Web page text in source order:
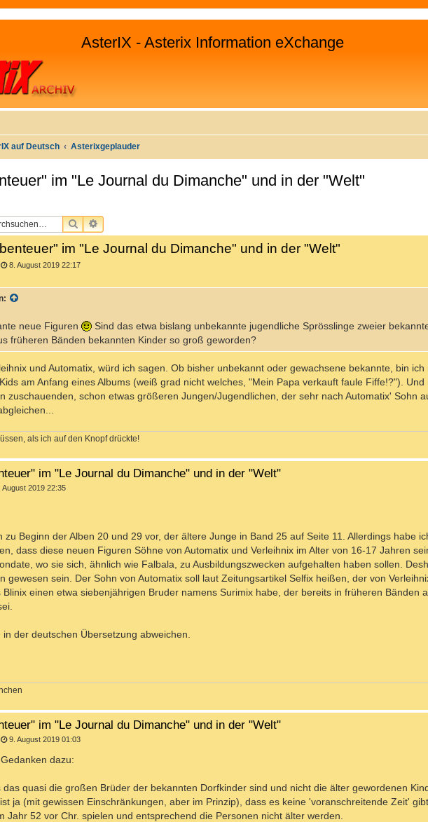
AsterIX - Asterix Information eXchange
auf Deutsch Asterixgeplauder
im "Le Journal du Dimanche" und in der "Welt"
SUCHEERWEITERTE SUCHE
im "Le Journal du Dimanche" und in der "Welt"
8. August 2019 22:17
neue Figuren
Sind das etwa bislang unbekannte jugendliche Sprösslinge zweier
früheren Bänden bekannten Kinder so groß geworden?
und Automatix, würd ich sagen. Ob bisher unbekannt oder gewachsene bekannte, bin ich
am Anfang eines Albums (weiß grad nicht welches, "Mein Papa verkauft faule Fiffe!?").
zuschauenden, schon etwas größeren Jungen/Jugendlichen, der sehr nach Automatix' Sohn
als ich auf den Knopf drückte!
im "Le Journal du Dimanche" und in der "Welt"
2019 22:35
zu Beginn der Alben 20 und 29 vor, der ältere Junge in Band 25 auf Seite 11. Allerdings habe
dass diese neuen Figuren Söhne von Automatix und Verleihnix im Alter von 16-17 Jahren
wo sie sich, ähnlich wie Falbala, zu Ausbildungszwecken aufgehalten haben sollen.
gewesen sein. Der Sohn von Automatix soll laut Zeitungsartikel Selfix heißen, der von
einen etwa siebenjährigen Bruder namens Surimix habe, der bereits in früheren Bänden
der deutschen Übersetzung abweichen.
im "Le Journal du Dimanche" und in der "Welt"
9. August 2019 01:03
dazu:
quasi die großen Brüder der bekannten Dorfkinder sind und nicht die älter gewordenen
ja (mit gewissen Einschränkungen, aber im Prinzip), dass es keine 'voranschreitende Zeit'
Jahr 52 vor Chr. spielen und entsprechend die Personen nicht älter werden.